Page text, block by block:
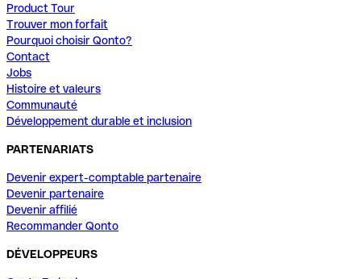
Product Tour
Trouver mon forfait
Pourquoi choisir Qonto?
Contact
Jobs
Histoire et valeurs
Communauté
Développement durable et inclusion
PARTENARIATS
Devenir expert-comptable partenaire
Devenir partenaire
Devenir affilié
Recommander Qonto
DÉVELOPPEURS